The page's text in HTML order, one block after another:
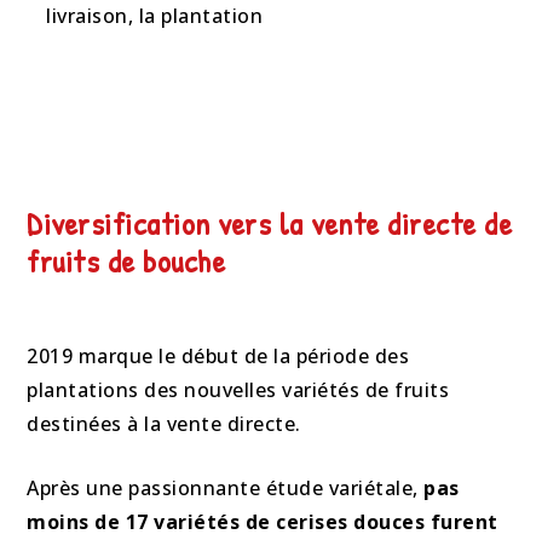
livraison, la plantation
Diversification vers la vente directe de
fruits de bouche
2019 marque le début de la période des
plantations des nouvelles variétés de fruits
destinées à la vente directe.
Après une passionnante étude variétale, pas
moins de 17 variétés de cerises douces furent